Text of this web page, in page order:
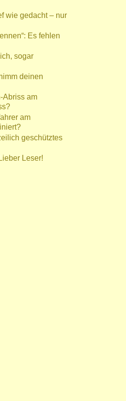
wie gedacht – nur
Es fehlen
sogar
deinen
Abriss am
am
geschütztes
Leser!